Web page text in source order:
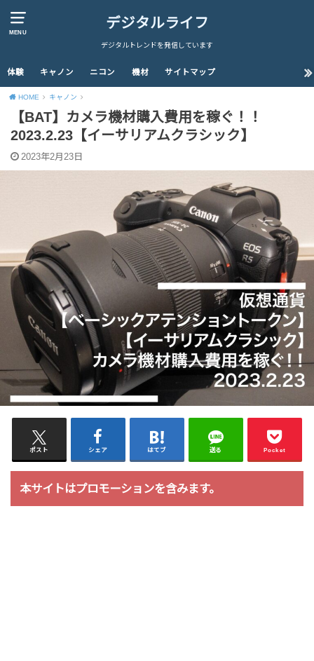
MENU
デジタルライフ
デジタルトレンドを発信しています
体験 キャノン ニコン 機材 サイトマップ
HOME キャノン
【BAT】カメラ機材購入費用を稼ぐ！！
2023.2.23【イーサリアムクラシック】
2023年2月23日
ポスト シェア はてブ 送る Pocket
本サイトはプロモーションを含みます。